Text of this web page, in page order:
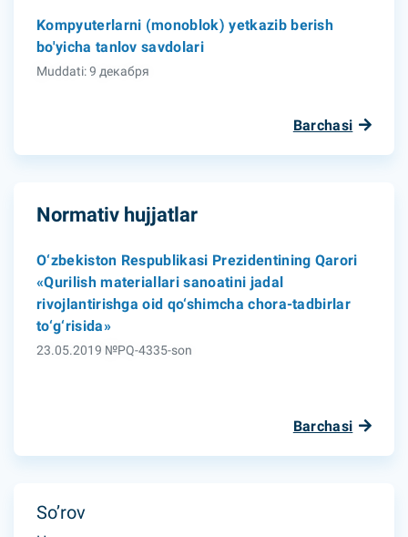
Kompyuterlarni (monoblok) yetkazib berish
bo'yicha tanlov savdolari
Muddati: 9 декабря
Barchasi
Normativ hujjatlar
O‘zbekiston Respublikasi Prezidentining Qarori
«Qurilish materiallari sanoatini jadal
rivojlantirishga oid qo‘shimcha chora-tadbirlar
to‘g‘risida»
23.05.2019 №PQ-4335-son
Barchasi
So’rov